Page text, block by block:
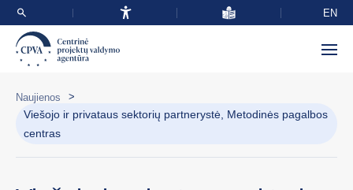
EN
Naujienos >
Viešojo ir privataus sektorių partnerystė, Metodinės pagalbos
centras